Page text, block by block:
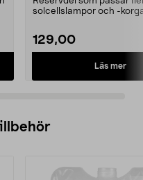
solcellslampor och -
129,00
Läs mer